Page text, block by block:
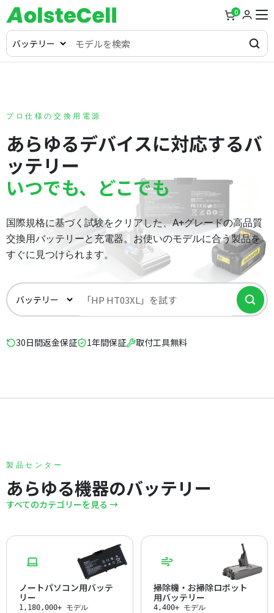
0
プロ仕様の交換用電源
あらゆるデバイスに対応するバ
ッテリー
いつでも、どこでも
国際規格に基づく試験をクリアした、A+グレードの高品質
交換用バッテリーと充電器。お使いのモデルに合う製品を
すぐに見つけられます。
30日間返金保証 1年間保証 取付工具無料
製品センター
あらゆる機器のバッテリー
すべてのカテゴリーを見る →
ノートパソコン用バッテ
リー
1,180,000+ モデル
掃除機・お掃除ロボット
用バッテリー
4,400+ モデル